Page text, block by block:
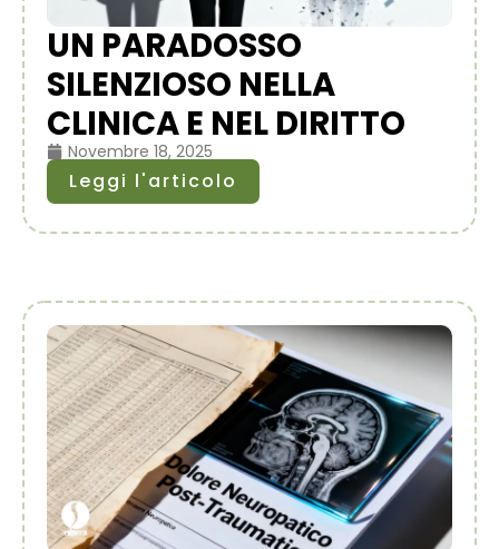
UN PARADOSSO
SILENZIOSO NELLA
CLINICA E NEL DIRITTO
Novembre 18, 2025
Leggi l'articolo